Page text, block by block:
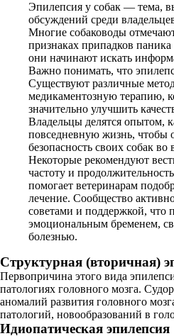
Эпилепсия у собак — тема,
обсуждений среди
Многие собаководы
признаках припадков
они начинают искать
Важно понимать, что
Существуют различные
медикаментозную терапию,
значительно улучшить
Владельцы делятся опытом,
повседневную жизнь, чтобы
безопасность своих собак во
Некоторые рекомендуют
частоту и
помогает ветеринарам
лечение. Сообщество
советами и поддержкой, что
эмоциональным бременем,
болезнью.
Структурная (вторичная)
Первопричина этого вида
патологиях головного мозга.
аномалий развития головного
патологий, новообразований в
Идиопатическая эпилепсия